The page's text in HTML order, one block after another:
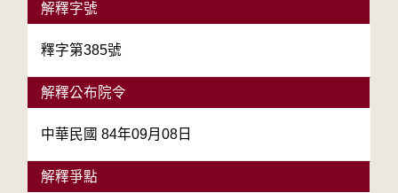
解釋字號
釋字第385號
解釋公布院令
中華民國 84年09月08日
解釋爭點